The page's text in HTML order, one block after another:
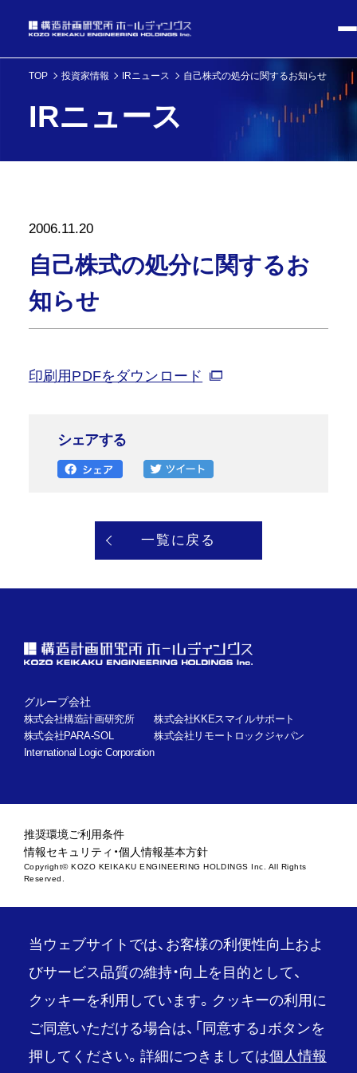
TOP 投資家情報 IRニュース 自己株式の処分に関するお知らせ
IRニュース
2006.11.20
自己株式の処分に関するお
知らせ
印刷用PDFをダウンロード
シェアする
一覧に戻る
グループ会社
株式会社構造計画研究所
株式会社KKEスマイルサポート
株式会社PARA-SOL
株式会社リモートロックジャパン
International Logic Corporation
推奨環境ご利用条件
情報セキュリティ・個人情報基本方針
Copyright© KOZO KEIKAKU ENGINEERING HOLDINGS Inc. All Rights
Reserved.
当ウェブサイトでは、お客様の利便性向上およ
びサービス品質の維持・向上を目的として、
クッキーを利用しています。クッキーの利用に
ご同意いただける場合は、「同意する」ボタンを
押してください。詳細につきましては個人情報